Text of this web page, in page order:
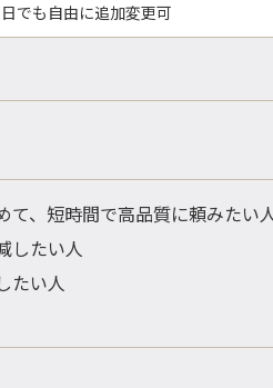
でも自由に追加変更可
て、短時間で高品質に頼みたい
したい人
たい人